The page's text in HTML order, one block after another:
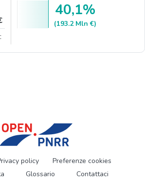
40,1%
(193.2 Mln €)
policy
Preferenze cookies
Glossario
Contattaci